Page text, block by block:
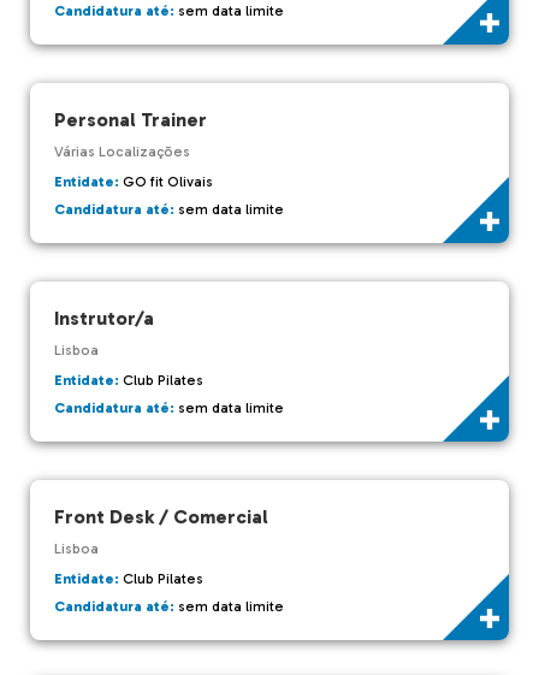
Candidatura até: sem data limite
Personal Trainer
Várias Localizações
Entidate: GO fit Olivais
Candidatura até: sem data limite
Instrutor/a
Lisboa
Entidate: Club Pilates
Candidatura até: sem data limite
Front Desk / Comercial
Lisboa
Entidate: Club Pilates
Candidatura até: sem data limite